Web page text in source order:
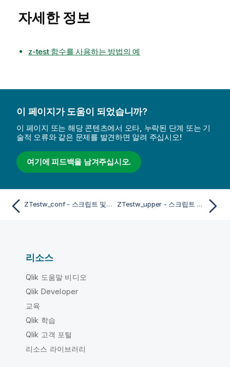
자세한 정보
z-test 함수를 사용하는 방법의 예
이 페이지가 도움이 되었습니까?
이 페이지 또는 해당 콘텐츠에서 오타, 누락된 단계 또는 기
술적 오류와 같은 문제를 발견하면 알려 주십시오!
여기에 피드백을 남겨주십시오.
ZTestw_conf - 스크립트 및 차트 함수 ZTestw_upper - 스크립트 및 차트 함수
리소스
Qlik 도움말 비디오
Qlik Developer
교육
Qlik 학습
Qlik 고객 포털
리소스 라이브러리